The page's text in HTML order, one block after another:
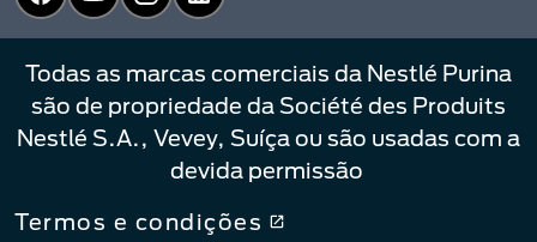
Todas as marcas comerciais da Nestlé Purina
são de propriedade da Société des Produits
Nestlé S.A., Vevey, Suíça ou são usadas com a
devida permissão
Termos e condições